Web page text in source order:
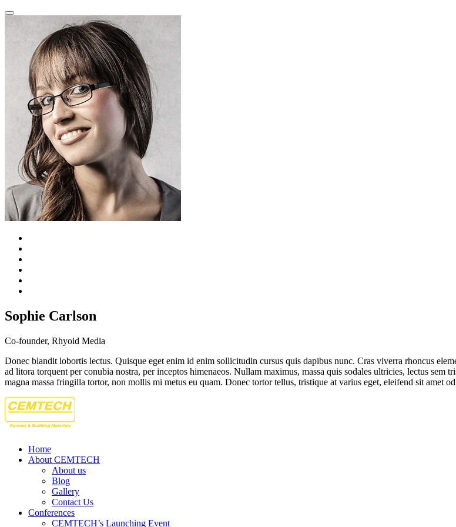
Sophie Carlson
Co-founder, Rhyoid Media
Donec blandit lobortis lectus. Quisque eget enim id enim sollicitudin cursus quis dapibus nunc. Cras viverra rhoncus
ad litora torquent per conubia nostra, per inceptos himenaeos. Nullam maximus, massa quis sodales ultricies, lectus sem
magna massa fringilla tortor, non mollis mi metus eu quam. Donec tortor tellus, tristique at varius eget, eleifend sit amet
Home
About CEMTECH
About us
Blog
Gallery
Contact Us
Conferences
CEMTECH’s Launching Event